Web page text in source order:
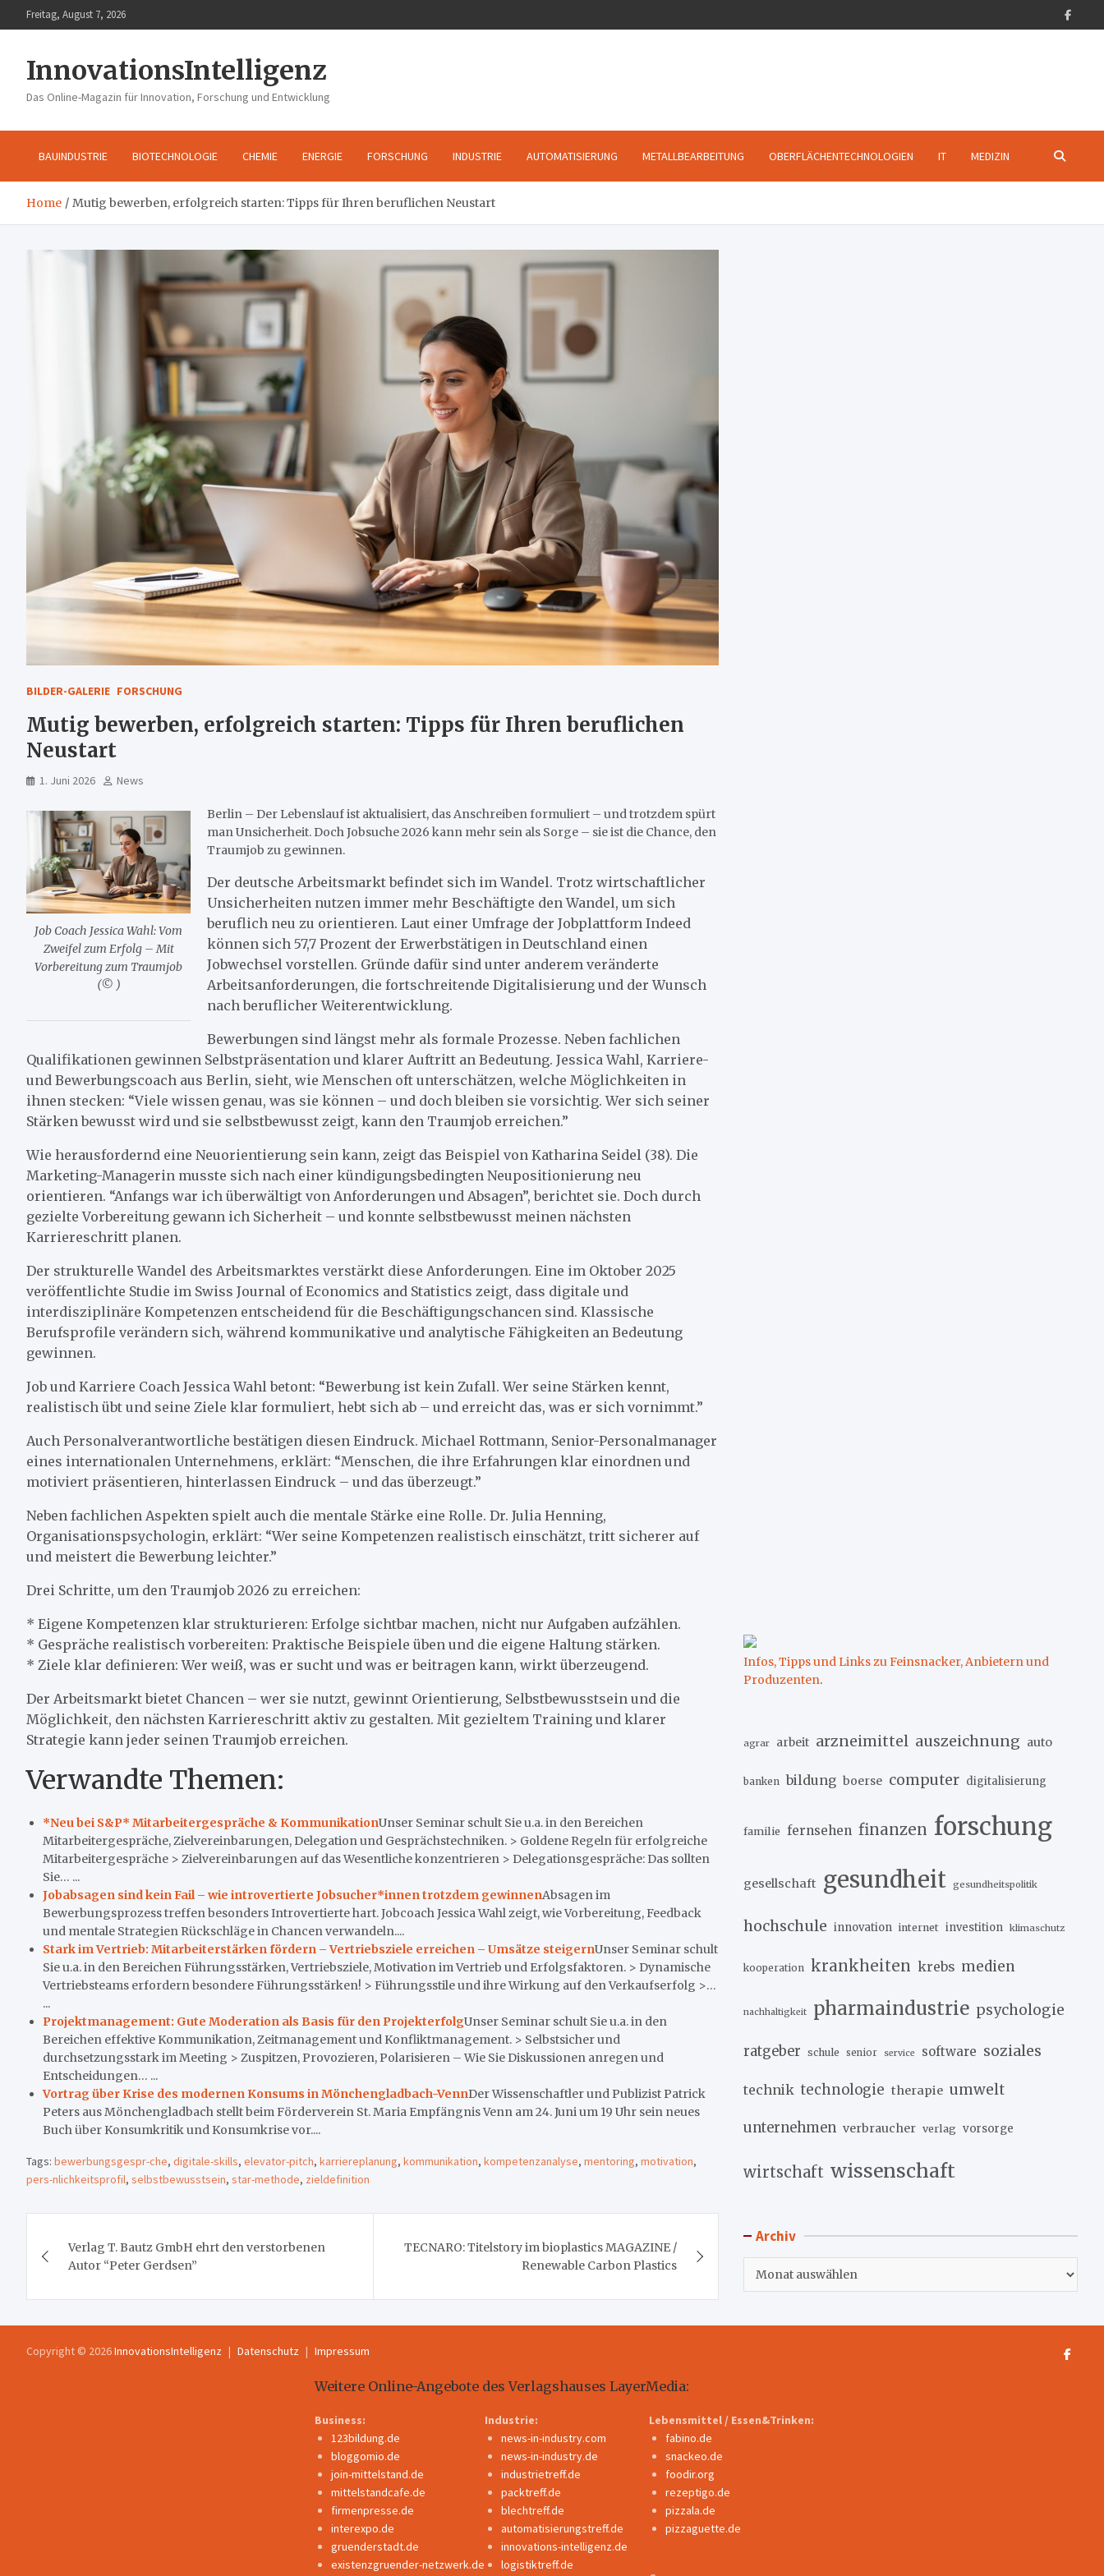
to
Freitag, August 7, 2026
InnovationsIntelligenz
Das Online-Magazin für Innovation, Forschung und Entwicklung
BAUINDUSTRIE BIOTECHNOLOGIE CHEMIE ENERGIE FORSCHUNG INDUSTRIE AUTOMATISIERUNG METALLBEARBEITUNG OBERFLÄCHENTECHNOLOGIEN IT MEDIZIN
Home Mutig bewerben, erfolgreich starten: Tipps für Ihren beruflichen Neustart
BILDER-GALERIE FORSCHUNG
Mutig bewerben, erfolgreich starten: Tipps für Ihren beruflichen
Neustart
1. Juni 2026 News
Job Coach Jessica Wahl: Vom
Zweifel zum Erfolg – Mit
Vorbereitung zum Traumjob
(© )
Berlin – Der Lebenslauf ist aktualisiert, das Anschreiben formuliert – und trotzdem spürt
man Unsicherheit. Doch Jobsuche 2026 kann mehr sein als Sorge – sie ist die Chance, den
Traumjob zu gewinnen.
Der deutsche Arbeitsmarkt befindet sich im Wandel. Trotz wirtschaftlicher
Unsicherheiten nutzen immer mehr Beschäftigte den Wandel, um sich
beruflich neu zu orientieren. Laut einer Umfrage der Jobplattform Indeed
können sich 57,7 Prozent der Erwerbstätigen in Deutschland einen
Jobwechsel vorstellen. Gründe dafür sind unter anderem veränderte
Arbeitsanforderungen, die fortschreitende Digitalisierung und der Wunsch
nach beruflicher Weiterentwicklung.
Bewerbungen sind längst mehr als formale Prozesse. Neben fachlichen
Qualifikationen gewinnen Selbstpräsentation und klarer Auftritt an Bedeutung. Jessica Wahl, Karriere-
und Bewerbungscoach aus Berlin, sieht, wie Menschen oft unterschätzen, welche Möglichkeiten in
ihnen stecken: “Viele wissen genau, was sie können – und doch bleiben sie vorsichtig. Wer sich seiner
Stärken bewusst wird und sie selbstbewusst zeigt, kann den Traumjob erreichen.”
Wie herausfordernd eine Neuorientierung sein kann, zeigt das Beispiel von Katharina Seidel (38). Die
Marketing-Managerin musste sich nach einer kündigungsbedingten Neupositionierung neu
orientieren. “Anfangs war ich überwältigt von Anforderungen und Absagen”, berichtet sie. Doch durch
gezielte Vorbereitung gewann ich Sicherheit – und konnte selbstbewusst meinen nächsten
Karriereschritt planen.
Der strukturelle Wandel des Arbeitsmarktes verstärkt diese Anforderungen. Eine im Oktober 2025
veröffentlichte Studie im Swiss Journal of Economics and Statistics zeigt, dass digitale und
interdisziplinäre Kompetenzen entscheidend für die Beschäftigungschancen sind. Klassische
Berufsprofile verändern sich, während kommunikative und analytische Fähigkeiten an Bedeutung
gewinnen.
Job und Karriere Coach Jessica Wahl betont: “Bewerbung ist kein Zufall. Wer seine Stärken kennt,
realistisch übt und seine Ziele klar formuliert, hebt sich ab – und erreicht das, was er sich vornimmt.”
Auch Personalverantwortliche bestätigen diesen Eindruck. Michael Rottmann, Senior-Personalmanager
eines internationalen Unternehmens, erklärt: “Menschen, die ihre Erfahrungen klar einordnen und
motiviert präsentieren, hinterlassen Eindruck – und das überzeugt.”
Neben fachlichen Aspekten spielt auch die mentale Stärke eine Rolle. Dr. Julia Henning,
Organisationspsychologin, erklärt: “Wer seine Kompetenzen realistisch einschätzt, tritt sicherer auf
und meistert die Bewerbung leichter.”
Drei Schritte, um den Traumjob 2026 zu erreichen:
* Eigene Kompetenzen klar strukturieren: Erfolge sichtbar machen, nicht nur Aufgaben aufzählen.
* Gespräche realistisch vorbereiten: Praktische Beispiele üben und die eigene Haltung stärken.
* Ziele klar definieren: Wer weiß, was er sucht und was er beitragen kann, wirkt überzeugend.
Der Arbeitsmarkt bietet Chancen – wer sie nutzt, gewinnt Orientierung, Selbstbewusstsein und die
Möglichkeit, den nächsten Karriereschritt aktiv zu gestalten. Mit gezieltem Training und klarer
Strategie kann jeder seinen Traumjob erreichen.
Verwandte Themen:
*Neu bei S&P* Mitarbeitergespräche & KommunikationUnser Seminar schult Sie u.a. in den Bereichen
Mitarbeitergespräche, Zielvereinbarungen, Delegation und Gesprächstechniken. > Goldene Regeln für erfolgreiche
Mitarbeitergespräche > Zielvereinbarungen auf das Wesentliche konzentrieren > Delegationsgespräche: Das sollten
Sie… ...
Jobabsagen sind kein Fail – wie introvertierte Jobsucher*innen trotzdem gewinnenAbsagen im
Bewerbungsprozess treffen besonders Introvertierte hart. Jobcoach Jessica Wahl zeigt, wie Vorbereitung, Feedback
und mentale Strategien Rückschläge in Chancen verwandeln....
Stark im Vertrieb: Mitarbeiterstärken fördern – Vertriebsziele erreichen – Umsätze steigernUnser Seminar schult
Sie u.a. in den Bereichen Führungsstärken, Vertriebsziele, Motivation im Vertrieb und Erfolgsfaktoren. > Dynamische
Vertriebsteams erfordern besondere Führungsstärken! > Führungsstile und ihre Wirkung auf den Verkaufserfolg >…
...
Projektmanagement: Gute Moderation als Basis für den ProjekterfolgUnser Seminar schult Sie u.a. in den
Bereichen effektive Kommunikation, Zeitmanagement und Konfliktmanagement. > Selbstsicher und
durchsetzungsstark im Meeting > Zuspitzen, Provozieren, Polarisieren – Wie Sie Diskussionen anregen und
Entscheidungen… ...
Vortrag über Krise des modernen Konsums in Mönchengladbach-VennDer Wissenschaftler und Publizist Patrick
Peters aus Mönchengladbach stellt beim Förderverein St. Maria Empfängnis Venn am 24. Juni um 19 Uhr sein neues
Buch über Konsumkritik und Konsumkrise vor....
Tags: bewerbungsgespr-che, digitale-skills, elevator-pitch, karriereplanung, kommunikation, kompetenzanalyse, mentoring, motivation,
pers-nlichkeitsprofil, selbstbewusstsein, star-methode, zieldefinition
Verlag T. Bautz GmbH ehrt den verstorbenen
Autor “Peter Gerdsen”
TECNARO: Titelstory im bioplastics MAGAZINE /
Renewable Carbon Plastics
Infos, Tipps und Links zu Feinsnacker, Anbietern und
Produzenten.
agrar arbeit arzneimittel auszeichnung auto
banken bildung boerse computer digitalisierung
familie fernsehen finanzen forschung
gesellschaft gesundheit gesundheitspolitik
hochschule innovation internet investition klimaschutz
kooperation krankheiten krebs medien
nachhaltigkeit pharmaindustrie psychologie
ratgeber schule senior service software soziales
technik technologie therapie umwelt
unternehmen verbraucher verlag vorsorge
wirtschaft wissenschaft
Archiv
Copyright © 2026InnovationsIntelligenz Datenschutz Impressum
Weitere Online-Angebote des Verlagshauses LayerMedia:
Business:
123bildung.de
bloggomio.de
join-mittelstand.de
mittelstandcafe.de
firmenpresse.de
interexpo.de
gruenderstadt.de
existenzgruender-netzwerk.de
Industrie:
news-in-industry.com
news-in-industry.de
industrietreff.de
packtreff.de
blechtreff.de
automatisierungstreff.de
innovations-intelligenz.de
logistiktreff.de
Lebensmittel / Essen&Trinken:
fabino.de
snackeo.de
foodir.org
rezeptigo.de
pizzala.de
pizzaguette.de